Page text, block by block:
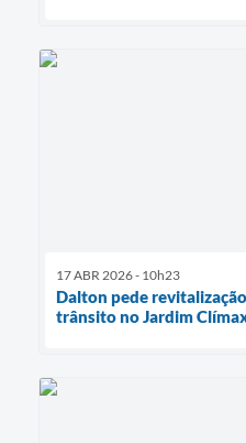
17 ABR 2026 - 10h23
Dalton pede
trânsito no Jardim